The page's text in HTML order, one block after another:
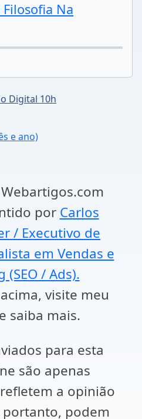
Na
Digital 10h
e ano)
por Carlos
/ Executivo de
em Vendas e
(SEO / Ads).
visite meu
saiba mais.
para esta
são apenas
a opinião
portanto, podem